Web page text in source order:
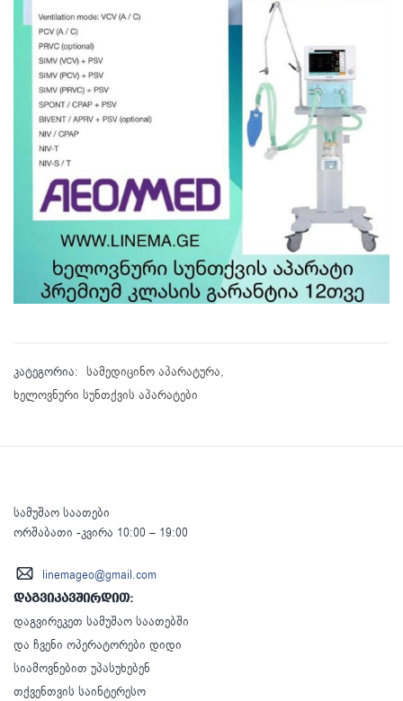
კატეგორია: სამედიცინო აპარატურა,
ხელოვნური სუნთქვის აპარატები
სამუშაო საათები
ორშაბათი -კვირა 10:00 – 19:00
linemageo@gmail.com
დაგვიკავშირდით:
დაგვირეკეთ სამუშაო საათებში
და ჩვენი ოპერატორები დიდი
სიამოვნებით უპასუხებენ
თქვენთვის საინტერესო